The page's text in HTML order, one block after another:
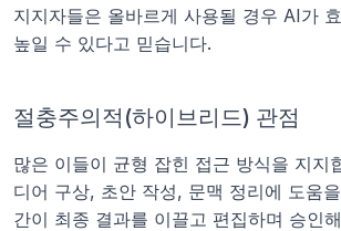
지지자들은 올바르게 사용될 경우 AI가
높일 수 있다고 믿습니다.
절충주의적(하이브리드) 관점
많은 이들이 균형 잡힌 접근 방식을 지지
디어 구상, 초안 작성, 문맥 정리에 도움
간이 최종 결과를 이끌고 편집하며 승인